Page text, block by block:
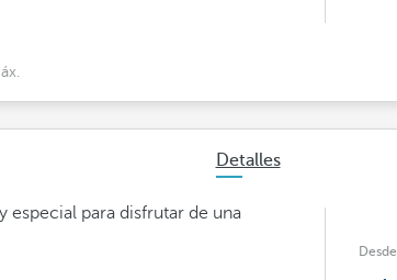
Detalles
especial para disfrutar de una
Desde